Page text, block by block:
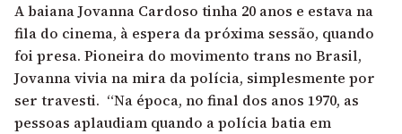
A baiana Jovanna Cardoso tinha 20 anos e estava na
fila do cinema, à espera da próxima sessão, quando
foi presa. Pioneira do movimento trans no Brasil,
Jovanna vivia na mira da polícia, simplesmente por
ser travesti. “Na época, no final dos anos 1970, as
pessoas aplaudiam quando a polícia batia em